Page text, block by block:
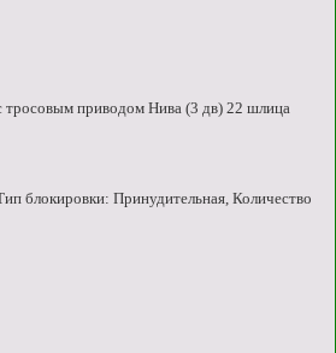
тросовым приводом Нива (3 дв) 22 шлица
блокировки: Принудительная, Количество